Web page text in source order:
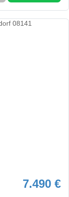
7.490 €